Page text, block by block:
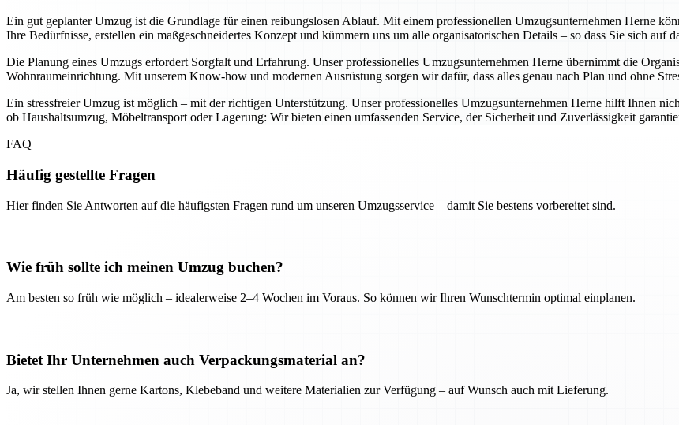
Ein gut geplanter Umzug ist die Grundlage für einen reibungslosen Ablauf. Mit einem professionellen Umzugsunternehmen Herne
Ihre Bedürfnisse, erstellen ein maßgeschneidertes Konzept und kümmern uns um alle organisatorischen Details – so dass Sie sich auf
Die Planung eines Umzugs erfordert Sorgfalt und Erfahrung. Unser professionelles Umzugsunternehmen Herne übernimmt die
Wohnraumeinrichtung. Mit unserem Know-how und modernen Ausrüstung sorgen wir dafür, dass alles genau nach Plan und ohne
Ein stressfreier Umzug ist möglich – mit der richtigen Unterstützung. Unser professionelles Umzugsunternehmen Herne hilft Ihnen
ob Haushaltsumzug, Möbeltransport oder Lagerung: Wir bieten einen umfassenden Service, der Sicherheit und Zuverlässigkeit
FAQ
Häufig gestellte Fragen
Hier finden Sie Antworten auf die häufigsten Fragen rund um unseren Umzugsservice – damit Sie bestens vorbereitet sind.
Wie früh sollte ich meinen Umzug buchen?
Am besten so früh wie möglich – idealerweise 2–4 Wochen im Voraus. So können wir Ihren Wunschtermin optimal einplanen.
Bietet Ihr Unternehmen auch Verpackungsmaterial an?
Ja, wir stellen Ihnen gerne Kartons, Klebeband und weitere Materialien zur Verfügung – auf Wunsch auch mit Lieferung.